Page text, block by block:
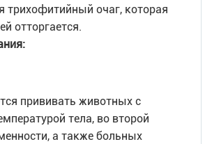
очаг, которая
отторгается.
прививать животных с
тела, во второй
а также больных